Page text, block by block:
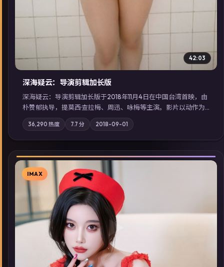
42:03
深海疑云：导演剪辑加长版
深海疑云：导演剪辑加长版于2018年11月4日在中国台湾首映，由
朴赞郁执导，提莫西·查拉梅、周迅、咏梅等主演。影片以动作为
叙事主轴，亲情与职责必须在倒计时结束前做出抉择；摄影与配
乐强化地域气质；站内亦可通过「国产免费观看高清电视剧在线
看」延展检索同类型高分佳作，畅享高清在线追剧体验。
36,290 热度 7.7 分 2018-09-01
▶
IMAX